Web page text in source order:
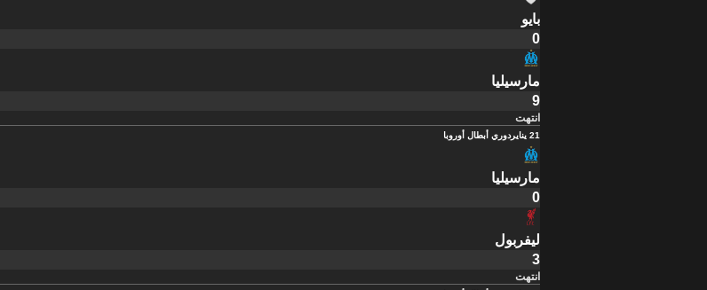
بايو
0
مارسيليا
9
انتهت
21 يناير دوري أبطال أوروبا
مارسيليا
0
ليفربول
3
انتهت